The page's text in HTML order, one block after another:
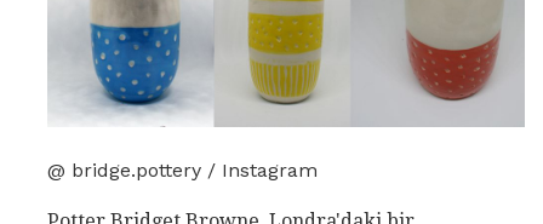
@ bridge.pottery / Instagram